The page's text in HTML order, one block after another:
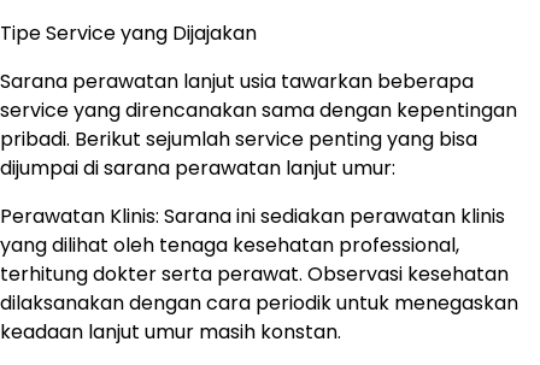
Tipe Service yang Dijajakan
Sarana perawatan lanjut usia tawarkan beberapa
service yang direncanakan sama dengan kepentingan
pribadi. Berikut sejumlah service penting yang bisa
dijumpai di sarana perawatan lanjut umur:
Perawatan Klinis: Sarana ini sediakan perawatan klinis
yang dilihat oleh tenaga kesehatan professional,
terhitung dokter serta perawat. Observasi kesehatan
dilaksanakan dengan cara periodik untuk menegaskan
keadaan lanjut umur masih konstan.